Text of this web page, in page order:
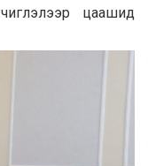
цаашид